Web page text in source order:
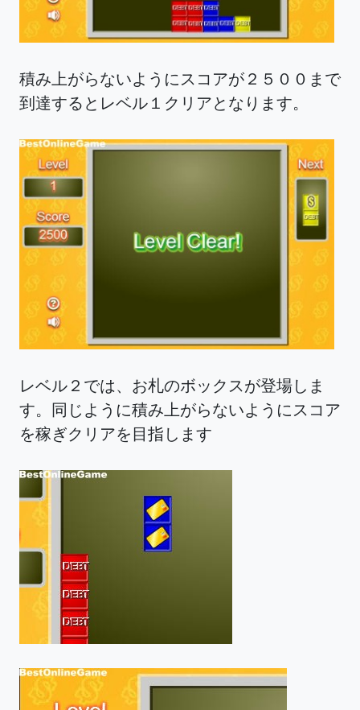
積み上がらないようにスコアが２５００まで
到達するとレベル１クリアとなります。
レベル２では、お札のボックスが登場しま
す。同じように積み上がらないようにスコア
を稼ぎクリアを目指します